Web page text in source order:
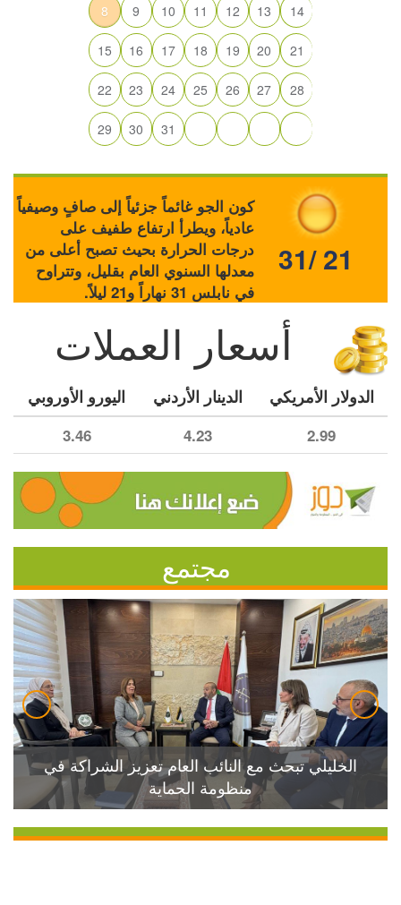
8 9 10 11 12 13 14
15 16 17 18 19 20 21
22 23 24 25 26 27 28
29 30 31
كون الجو غائماً جزئياً إلى صافٍ وصيفياً
عادياً، ويطرأ ارتفاع طفيف على
درجات الحرارة بحيث تصبح أعلى من
معدلها السنوي العام بقليل، وتتراوح
في نابلس 31 نهاراً و21 ليلاً.
31/ 21
أسعار العملات
الدولار الأمريكي الدينار الأردني اليورو الأوروبي
2.99
4.23
3.46
مجتمع
الخليلي تبحث مع النائب العام تعزيز الشراكة في
منظومة الحماية